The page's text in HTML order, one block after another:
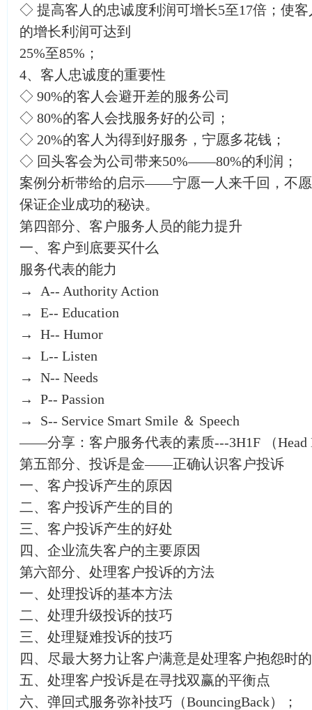
◇ 提高客人的忠诚度利润可增长5至17倍；使
的增长利润可达到
25%至85%；
4、客人忠诚度的重要性
◇ 90%的客人会避开差的服务公司
◇ 80%的客人会找服务好的公司；
◇ 20%的客人为得到好服务，宁愿多花钱；
◇ 回头客会为公司带来50%——80%的利润；
案例分析带给的启示——宁愿一人来千回，不
保证企业成功的秘诀。
第四部分、客户服务人员的能力提升
一、客户到底要买什么
服务代表的能力
→ A-- Authority Action
→ E-- Education
→ H-- Humor
→ L-- Listen
→ N-- Needs
→ P-- Passion
→ S-- Service Smart Smile ＆ Speech
——分享：客户服务代表的素质---3H1F （Head
第五部分、投诉是金——正确认识客户投诉
一、客户投诉产生的原因
二、客户投诉产生的目的
三、客户投诉产生的好处
四、企业流失客户的主要原因
第六部分、处理客户投诉的方法
一、处理投诉的基本方法
二、处理升级投诉的技巧
三、处理疑难投诉的技巧
四、尽最大努力让客户满意是处理客户抱怨时
五、处理客户投诉是在寻找双赢的平衡点
六、弹回式服务弥补技巧（BouncingBack）；